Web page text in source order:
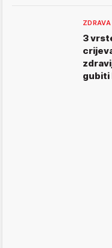
3
gubiti